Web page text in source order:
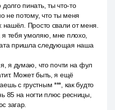
пинать, ты что-то
не потому, что ты меня
нашёл. Просто свали от меня.
тебя умоляю, мне плохо,
пришла следующая наша
я думаю, что почти на фул
Может быть, я ещё
с грустным ***, как будто
85 на ногти плюс ресницы,
загар.